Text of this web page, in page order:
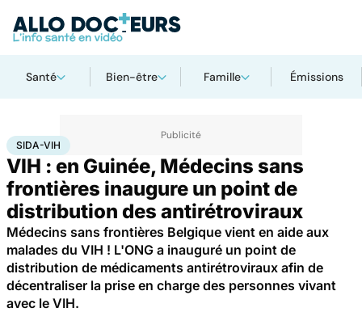
Santé Bien-être Famille Émissions
AccueilSanté Maladies infectieuses
SIDA-VIH
VIH : en Guinée, Médecins sans
frontières inaugure un point de
distribution des antirétroviraux
Médecins sans frontières Belgique vient en aide aux
malades du VIH ! L'ONG a inauguré un point de
distribution de médicaments antirétroviraux afin de
décentraliser la prise en charge des personnes vivant
avec le VIH.